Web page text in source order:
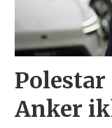
Polestar
Anker